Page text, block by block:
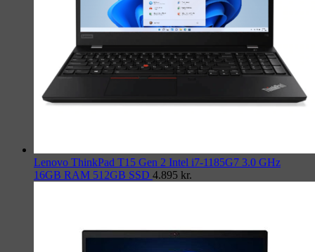
Lenovo ThinkPad T15 Gen 2 Intel i7-1185G7 3.0 GHz
16GB RAM 512GB SSD 4.895 kr.